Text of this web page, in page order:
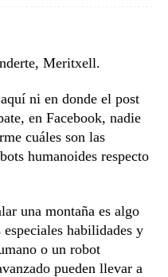
Meritxell.
ni en donde el post
en Facebook, nadie
cuáles son las
humanoides respecto
una montaña es algo
especiales habilidades y
o un robot
pueden llevar a